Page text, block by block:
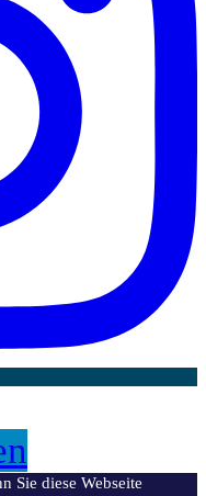
Sie diese Webseite